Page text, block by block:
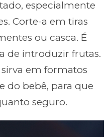
especialmente
Corte-a em tiras
ou casca. É
de introduzir frutas.
em formatos
do bebê, para que
seguro.